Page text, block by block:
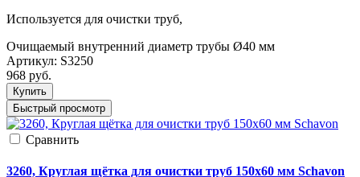
Используется для очистки труб,
Очищаемый внутренний диаметр трубы Ø40 мм
Артикул: S3250
968 руб.
Купить
Быстрый просмотр
Cравнить
3260, Круглая щётка для очистки труб 150х60 мм Schavon